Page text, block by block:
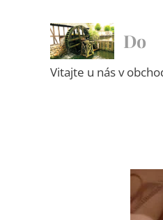
Do
Vitajte u nás v